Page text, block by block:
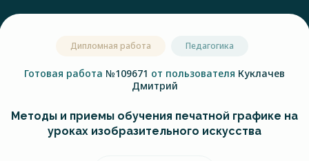
Дипломная работа Педагогика
Готовая работа №109671 от пользователя Куклачев
Дмитрий
Методы и приемы обучения печатной графике на
уроках изобразительного искусства